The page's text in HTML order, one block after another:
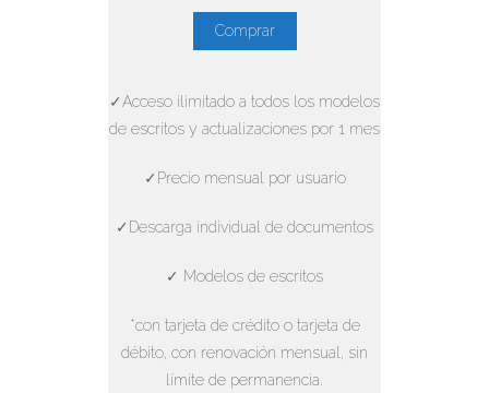
Comprar
✓Acceso ilimitado a todos los modelos
de escritos y actualizaciones por 1 mes
✓Precio mensual por usuario
✓Descarga individual de documentos
✓ Modelos de escritos
*con tarjeta de crédito o tarjeta de
débito, con renovación mensual, sin
límite de permanencia.